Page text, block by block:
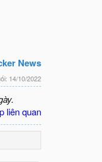
News
14/10/2022
liên quan